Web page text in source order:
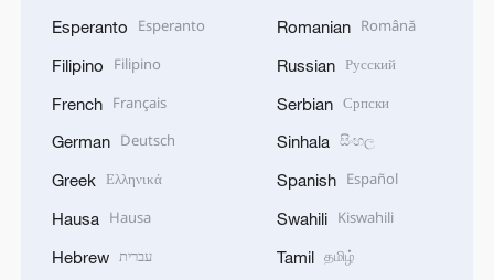
Esperanto Esperanto
Filipino Filipino
French Français
German Deutsch
Greek Ελληνικά
Hausa Hausa
Hebrew עברית
Romanian Română
Russian Русский
Serbian Српски
Sinhala සිංහල
Spanish Español
Swahili Kiswahili
Tamil தமிழ்